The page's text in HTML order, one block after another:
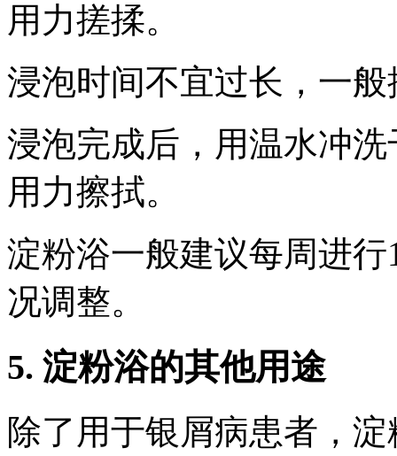
用力搓揉。
浸泡时间不宜过长，一
浸泡完成后，用温水冲
用力擦拭。
淀粉浴一般建议每周进
况调整。
5. 淀粉浴的其他用途
除了用于银屑病患者，